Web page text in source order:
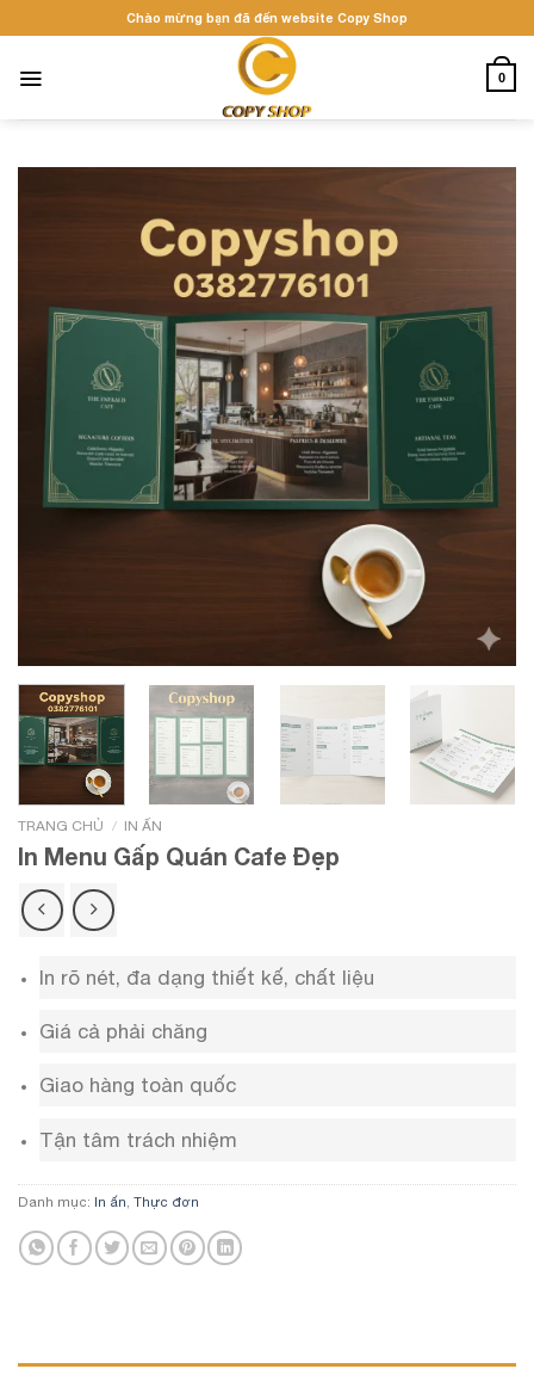
to
Chào mừng bạn đã đến website Copy Shop
0
TRANG CHỦ / IN ẤN
In Menu Gấp Quán Cafe Đẹp
In rõ nét, đa dạng thiết kế, chất liệu
Giá cả phải chăng
Giao hàng toàn quốc
Tận tâm trách nhiệm
Danh mục: In ấn Thực đơn